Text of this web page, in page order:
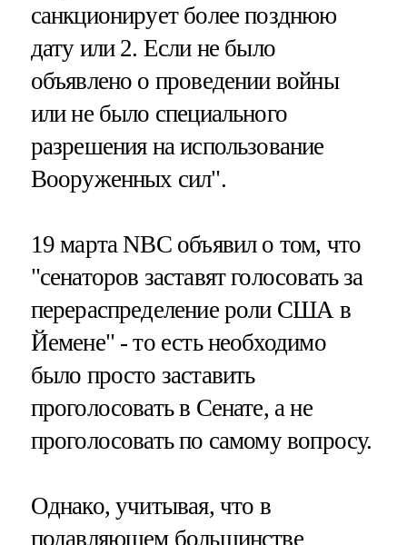
санкционирует более позднюю
дату или 2. Если не было
объявлено о проведении войны
или не было специального
разрешения на использование
Вооруженных сил".
19 марта NBC объявил о том, что
"сенаторов заставят голосовать за
перераспределение роли США в
Йемене" - то есть необходимо
было просто заставить
проголосовать в Сенате, а не
проголосовать по самому вопросу.
Однако, учитывая, что в
подавляющем большинстве